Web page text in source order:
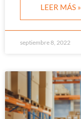
LEER MÁS »
septiembre 8, 2022